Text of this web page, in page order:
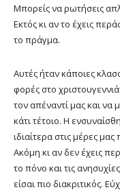
Μπορείς να ρωτήσεις
Εκτός κι αν το έχεις
το πράγμα.
Αυτές ήταν κάποιες
φορές στο
τον απέναντί μας και
κάτι τέτοιο. Η
ιδιαίτερα στις μέρες
Ακόμη κι αν δεν έχεις
το πόνο και τις
είσαι πιο διακριτικός.